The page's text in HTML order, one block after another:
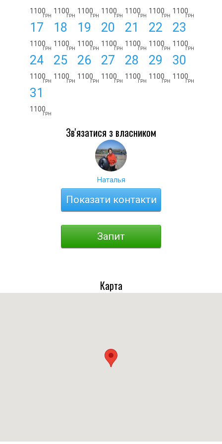
1100
ГРН
1100
ГРН
1100
ГРН
1100
ГРН
1100
ГРН
1100
ГРН
1100
ГРН
17
1100
ГРН
18
1100
ГРН
19
1100
ГРН
20
1100
ГРН
21
1100
ГРН
22
1100
ГРН
23
1100
ГРН
24
1100
ГРН
25
1100
ГРН
26
1100
ГРН
27
1100
ГРН
28
1100
ГРН
29
1100
ГРН
30
1100
ГРН
31
1100
ГРН
Зв'язатися з власником
Наталья
Показати контакти
Запит
Карта